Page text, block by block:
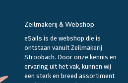
Zeilmakerij & Webshop
eSails is de webshop die is
ontstaan vanuit Zeilmakerij
Stroobach. Door onze kennis en
ervaring uit het vak, kunnen wij
een sterk en breed assortiment